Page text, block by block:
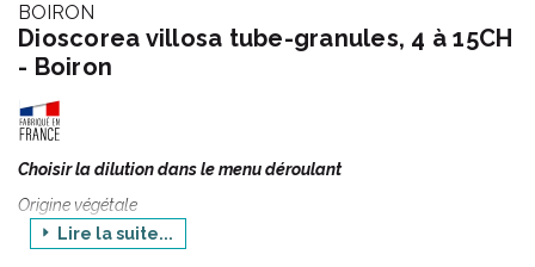
BOIRON
Dioscorea villosa tube-granules, 4 à 15CH
- Boiron
Choisir la dilution dans le menu déroulant
Origine végétale
DIOSCOREA VILLOSA médicament homéopathique est préparé
Lire la suite...